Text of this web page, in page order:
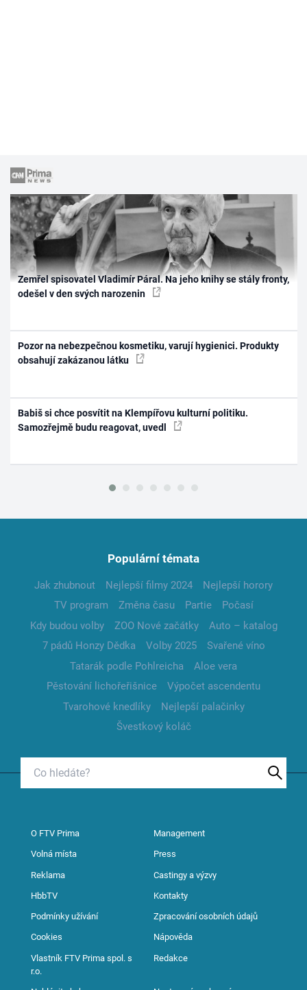
Zemřel spisovatel Vladimír Páral. Na jeho knihy se stály fronty,
odešel v den svých narozenin
Pozor na nebezpečnou kosmetiku, varují hygienici. Produkty
obsahují zakázanou látku
Babiš si chce posvítit na Klempířovu kulturní politiku.
Samozřejmě budu reagovat, uvedl
Populární témata
Jak zhubnout Nejlepší filmy 2024
Nejlepší horory
TV program
Změna času Partie
Počasí
Kdy budou volby
ZOO Nové začátky
Auto – katalog
7 pádů Honzy Dědka
Volby 2025
Svařené víno
Tatarák podle Pohlreicha
Aloe vera
Pěstování lichořeřišnice
Výpočet ascendentu
Tvarohové knedlíky
Nejlepší palačinky
Švestkový koláč
O FTV Prima Management
Volná místa Press
Reklama Castingy a výzvy
HbbTV Kontakty
Podmínky užívání Zpracování osobních údajů
Cookies Nápověda
Vlastník FTV Prima spol. s
r.o.
Redakce